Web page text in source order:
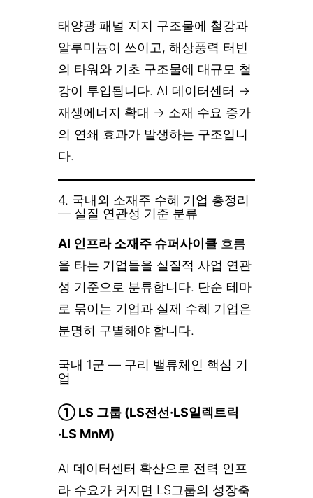
태양광 패널 지지 구조물에 철강과
알루미늄이 쓰이고, 해상풍력 터빈
의 타워와 기초 구조물에 대규모 철
강이 투입됩니다. AI 데이터센터 →
재생에너지 확대 → 소재 수요 증가
의 연쇄 효과가 발생하는 구조입니
다.
4. 국내외 소재주 수혜 기업 총정리
— 실질 연관성 기준 분류
AI 인프라 소재주 슈퍼사이클 흐름
을 타는 기업들을 실질적 사업 연관
성 기준으로 분류합니다. 단순 테마
로 묶이는 기업과 실제 수혜 기업은
분명히 구별해야 합니다.
국내 1군 — 구리 밸류체인 핵심 기
업
① LS 그룹 (LS전선·LS일렉트릭
·LS MnM)
AI 데이터센터 확산으로 전력 인프
라 수요가 커지면 LS그룹의 성장축